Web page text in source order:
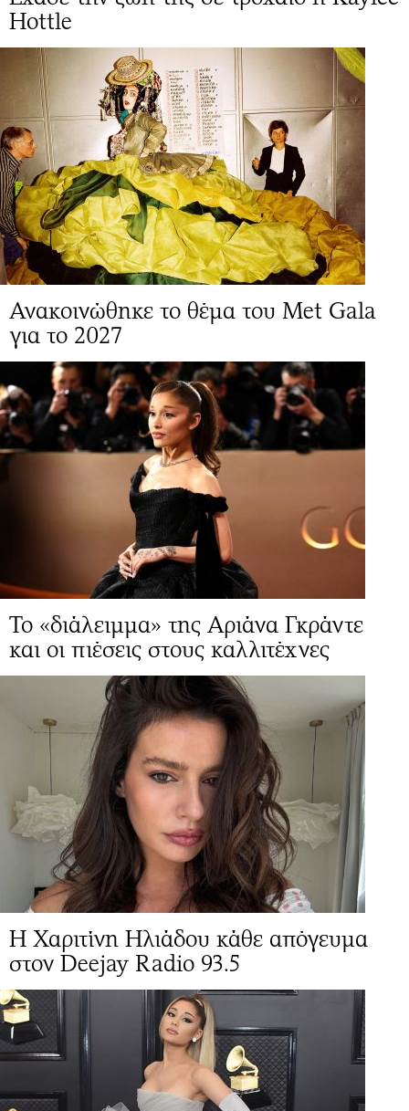
Hottle
Ανακοινώθηκε το θέμα του Met Gala
για το 2027
Το «διάλειμμα» της Αριάνα Γκράντε
και οι πιέσεις στους καλλιτέχνες
Η Χαριτίνη Ηλιάδου κάθε απόγευμα
στον Deejay Radio 93.5